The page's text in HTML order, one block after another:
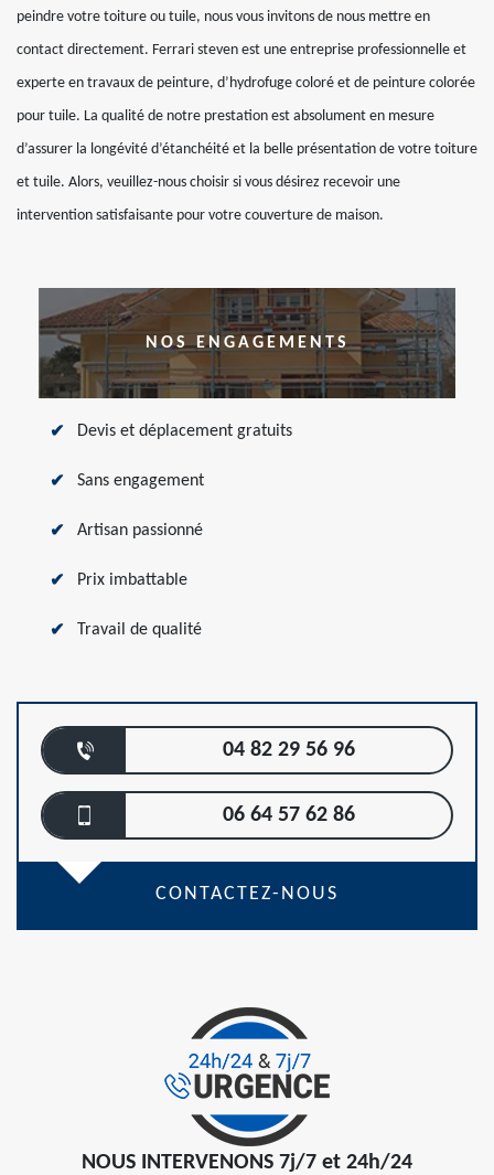
peindre votre toiture ou tuile, nous vous invitons de nous mettre en
contact directement. Ferrari steven est une entreprise professionnelle et
experte en travaux de peinture, d’hydrofuge coloré et de peinture colorée
pour tuile. La qualité de notre prestation est absolument en mesure
d’assurer la longévité d’étanchéité et la belle présentation de votre toiture
et tuile. Alors, veuillez-nous choisir si vous désirez recevoir une
intervention satisfaisante pour votre couverture de maison.
NOS ENGAGEMENTS
Devis et déplacement gratuits
Sans engagement
Artisan passionné
Prix imbattable
Travail de qualité
04 82 29 56 96
06 64 57 62 86
CONTACTEZ-NOUS
NOUS INTERVENONS 7j/7 et 24h/24